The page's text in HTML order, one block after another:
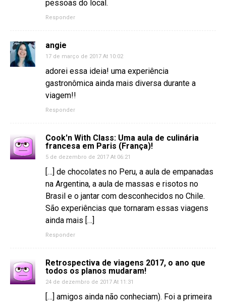
pessoas do local.
Responder
angie
17 de março de 2017 At 10:02
adorei essa ideia! uma experiência
gastronômica ainda mais diversa durante a
viagem!!
Responder
Cook'n With Class: Uma aula de culinária
francesa em Paris (França)!
5 de dezembro de 2017 At 06:21
[…] de chocolates no Peru, a aula de empanadas
na Argentina, a aula de massas e risotos no
Brasil e o jantar com desconhecidos no Chile.
São experiências que tornaram essas viagens
ainda mais […]
Responder
Retrospectiva de viagens 2017, o ano que
todos os planos mudaram!
24 de dezembro de 2017 At 11:31
[…] amigos ainda não conheciam). Foi a primeira